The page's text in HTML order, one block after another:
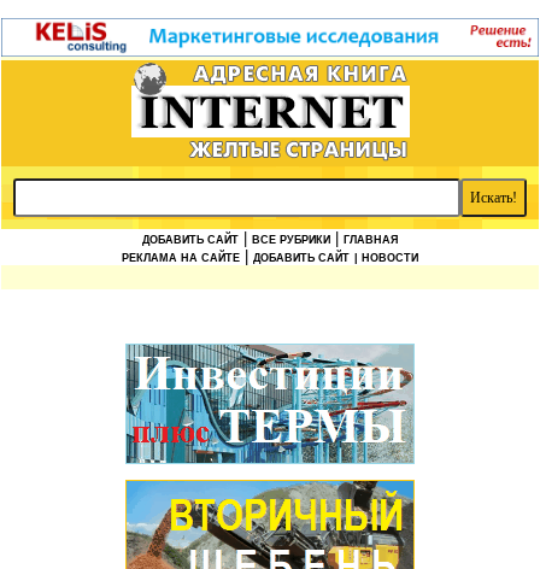
ДОБАВИТЬ САЙТ ВСЕ РУБРИКИ
ГЛАВНАЯ
РЕКЛАМА НА САЙТЕ
ДОБАВИТЬ САЙТ | НОВОСТИ